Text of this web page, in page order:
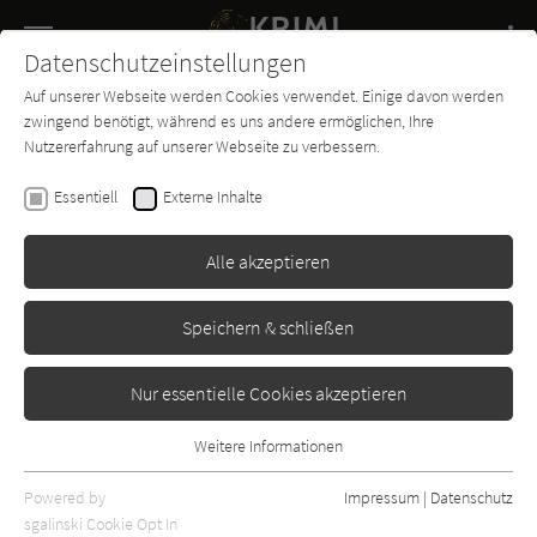
SUCHE
Buch-
Entdecker
Forum Charts
Patricia Macdonald
Familienkiller
Erschienen: Januar 1995
Datenschutzeinstellungen
Auf unserer Webseite werden Cookies verwendet. Einige davon werden
zwingend benötigt, während es uns andere ermöglichen, Ihre
Nutzererfahrung auf unserer Webseite zu verbessern.
Essentiell Externe Inhalte
Alle akzeptieren
Speichern & schließen
Nur essentielle Cookies akzeptieren
Essentielle Cookies werden für grundlegende Funktionen der
Webseite benötigt. Dadurch ist gewährleistet, dass die Webseite
Weitere Informationen
Powered by
sgalinski Cookie Opt In
Impressum | Datenschutz